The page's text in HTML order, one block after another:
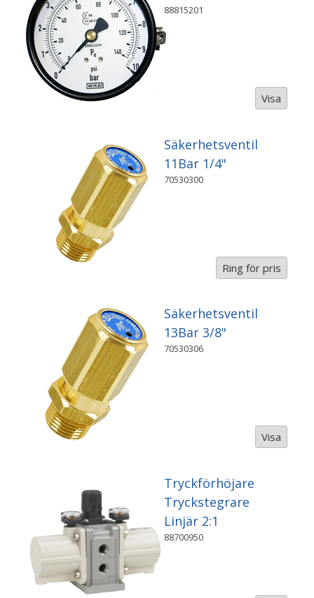
88815201
Visa
Säkerhetsventil
11Bar 1/4"
70530300
Ring för pris
Säkerhetsventil
13Bar 3/8"
70530306
Visa
Tryckförhöjare
Tryckstegrare
Linjär 2:1
88700950